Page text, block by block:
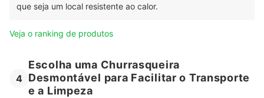
que seja um local resistente ao calor.
Veja o ranking de produtos
4
Escolha uma Churrasqueira
Desmontável para Facilitar o Transporte
e a Limpeza